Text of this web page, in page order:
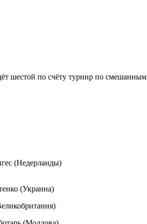
шестой по счёту турнир по
(Недерланды)
(Украина)